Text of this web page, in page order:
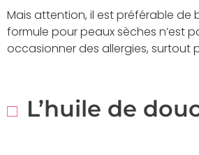
Mais attention, il est préférable de
formule pour peaux sèches n’est
occasionner des allergies, surtout
L’huile de